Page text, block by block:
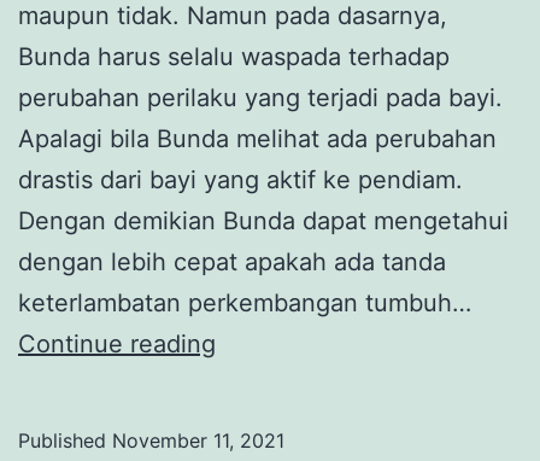
maupun tidak. Namun pada dasarnya,
Bunda harus selalu waspada terhadap
perubahan perilaku yang terjadi pada bayi.
Apalagi bila Bunda melihat ada perubahan
drastis dari bayi yang aktif ke pendiam.
Dengan demikian Bunda dapat mengetahui
dengan lebih cepat apakah ada tanda
keterlambatan perkembangan tumbuh…
Continue reading
Published November 11, 2021